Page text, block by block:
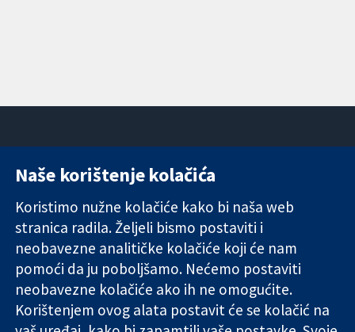
Pouzdani dokazi.
Utemeljeni
dokazi.
Bolje zdravlje.
11-13 Cavendish
London
W1G 0AN
Ujedinjeno
Kraljevstvo
Novosti
medije
O nama
Poslovi
Cochrane
Library
Naše korištenje kolačića
Koristimo nužne kolačiće kako bi naša web
stranica radila. Željeli bismo postaviti i
neobavezne analitičke kolačiće koji će nam
pomoći da ju poboljšamo. Nećemo postaviti
neobavezne kolačiće ako ih ne omogućite.
Korištenjem ovog alata postavit će se kolačić na